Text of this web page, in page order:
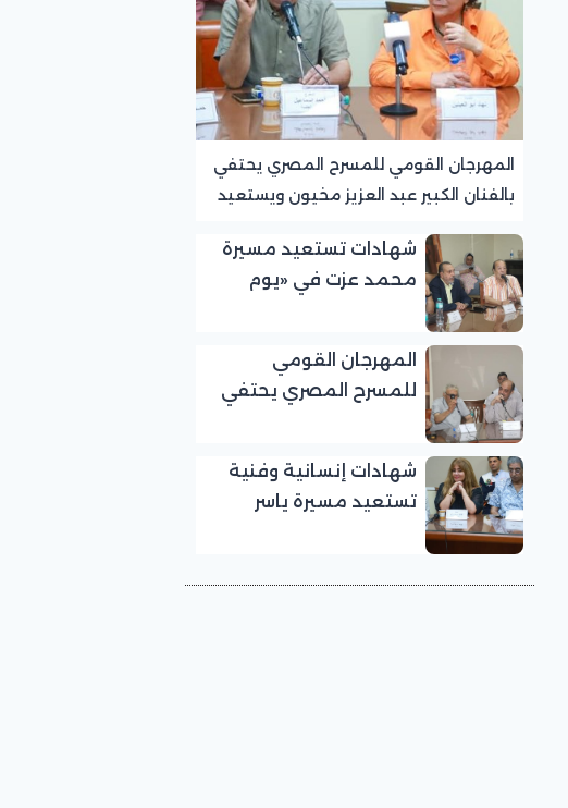
المهرجان القومي للمسرح المصري يحتفي
بالفنان الكبير عبد العزيز مخيون ويستعيد
شهادات تستعيد مسيرة
محمد عزت في «يوم
للمسرح المصري
المهرجان القومي
للمسرح المصري يحتفي
لرموز المسرح»
شهادات إنسانية وفنية
تستعيد مسيرة ياسر